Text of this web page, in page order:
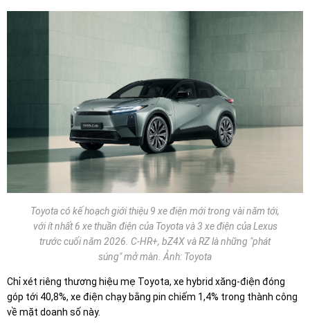
Toyota có kế hoạch giới thiệu 9 xe điện mới trong vài năm tới,
với ít nhất 6 xe thuần điện của Toyota và 3 xe điện của Lexus
trước cuối năm 2026. C-HR+, bZ4X và RZ là những "phát
súng" mở màn. Ảnh: Toyota
Chỉ xét riêng thương hiệu mẹ Toyota, xe hybrid xăng-điện đóng
góp tới 40,8%, xe điện chạy bằng pin chiếm 1,4% trong thành công
về mặt doanh số này.